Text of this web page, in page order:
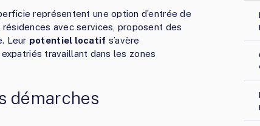
représentent une option d’entrée de
avec services, proposent des
Leur potentiel locatif s’avère
travaillant dans les zones
démarches